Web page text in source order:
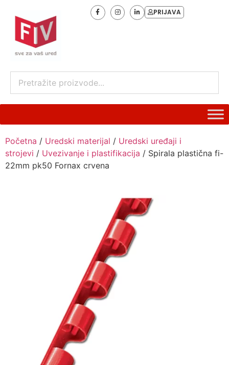
PRIJAVA
Početna / Uredski materijal / Uredski uređaji i
strojevi / Uvezivanje i plastifikacija / Spirala plastična fi-
22mm pk50 Fornax crvena